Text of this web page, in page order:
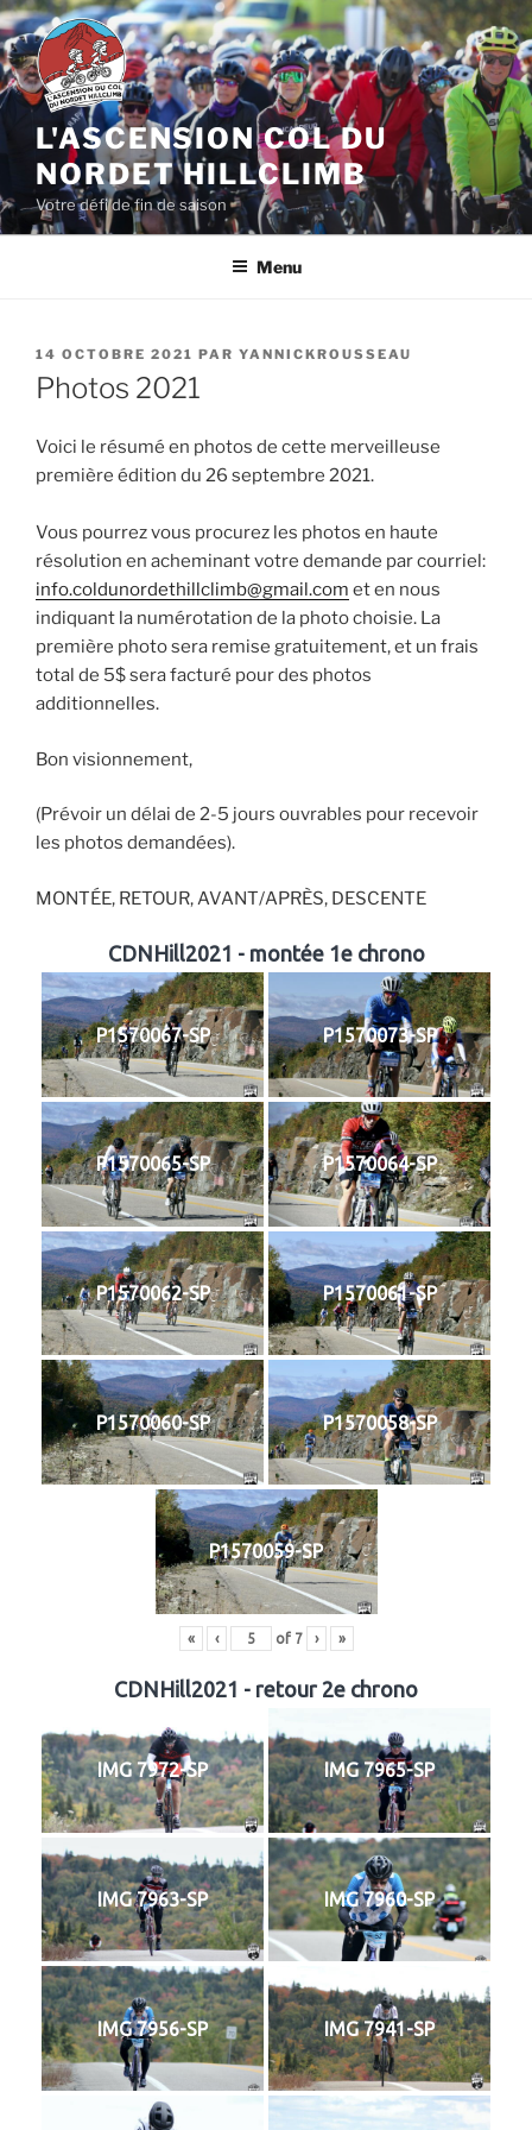
Aller
au
contenu
principal
L'ASCENSION COL DU
NORDET HILLCLIMB
Votre défi de fin de saison
Menu
PUBLIÉ
LE
14 OCTOBRE 2021 PAR YANNICKROUSSEAU
Photos 2021
Voici le résumé en photos de cette merveilleuse
première édition du 26 septembre 2021.
Vous pourrez vous procurez les photos en haute
résolution en acheminant votre demande par courriel:
info.coldunordethillclimb@gmail.com et en nous
indiquant la numérotation de la photo choisie. La
première photo sera remise gratuitement, et un frais
total de 5$ sera facturé pour des photos
additionnelles.
Bon visionnement,
(Prévoir un délai de 2-5 jours ouvrables pour recevoir
les photos demandées).
MONTÉE, RETOUR, AVANT/APRÈS, DESCENTE
CDNHill2021 - montée 1e chrono
P1570067-SP P1570073-SP
P1570065-SP P1570064-SP
P1570062-SP P1570061-SP
P1570060-SP P1570058-SP
P1570059-SP
« ‹ of 7 › »
CDNHill2021 - retour 2e chrono
IMG 7972-SP IMG 7965-SP
IMG 7963-SP IMG 7960-SP
IMG 7956-SP IMG 7941-SP